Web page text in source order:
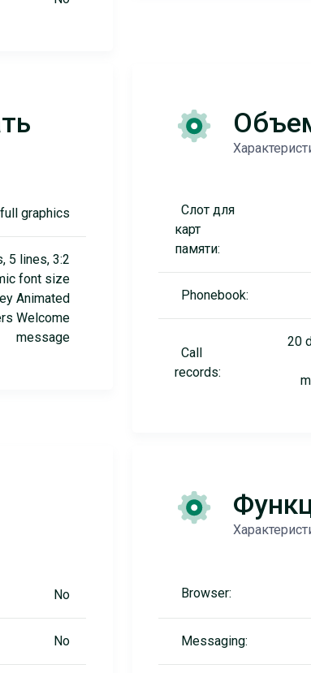
graphics
5 lines, 3:2
font size
Animated
Welcome
message
Слот для
карт
памяти:
Phonebook:
Call
records:
20
No
No
Browser:
Messaging: